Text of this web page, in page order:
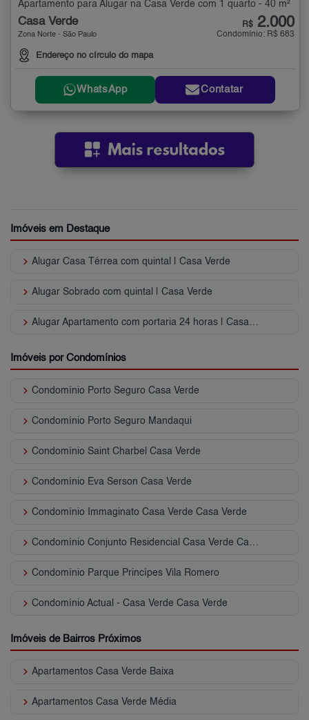
Apartamento para Alugar na Casa Verde com 1 quarto - 40 m²
Casa Verde
Zona Norte - São Paulo
Endereço no círculo do mapa
R$ 2.000
Condomínio: R$ 683
WhatsApp Contatar
Imóveis em Destaque
keyboard_arrow_right Alugar Casa Térrea com quintal | Casa Verde
keyboard_arrow_right Alugar Sobrado com quintal | Casa Verde
keyboard_arrow_right
Imóveis por Condomínios
keyboard_arrow_right Condomínio Porto Seguro Casa Verde
keyboard_arrow_right Condomínio Porto Seguro Mandaqui
keyboard_arrow_right Condomínio Saint Charbel Casa Verde
keyboard_arrow_right Condomínio Eva Serson Casa Verde
keyboard_arrow_right Condomínio Immaginato Casa Verde Casa Verde
keyboard_arrow_right
keyboard_arrow_right Condomínio Parque Princípes Vila Romero
keyboard_arrow_right Condomínio Actual - Casa Verde Casa Verde
Imóveis de Bairros Próximos
keyboard_arrow_right Apartamentos Casa Verde Baixa
keyboard_arrow_right Apartamentos Casa Verde Média